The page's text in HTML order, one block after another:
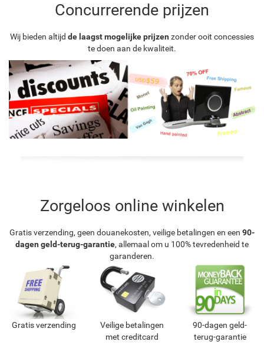
Concurrerende prijzen
Wij bieden altijd de laagst mogelijke prijzen zonder ooit concessies
te doen aan de kwaliteit.
Zorgeloos online winkelen
Gratis verzending, geen douanekosten, veilige betalingen en een 90-
dagen geld-terug-garantie, allemaal om u 100% tevredenheid te
garanderen.
Gratis verzending
Veilige betalingen
met creditcard
90-dagen geld-
terug-garantie